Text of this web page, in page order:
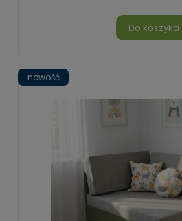
Do koszyka
nowość